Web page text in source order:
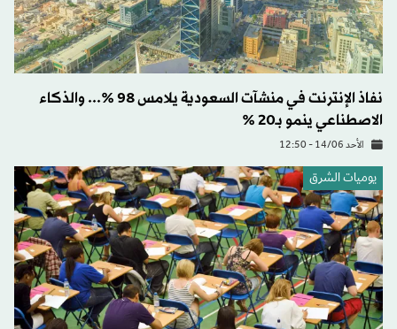
نفاذ الإنترنت في منشآت السعودية يلامس 98 %... والذكاء
الاصطناعي ينمو بـ20 %
الأحد 14/06 - 12:50
يوميات الشرق